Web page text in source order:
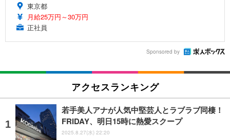
東京都
月給25万円～30万円
正社員
Sponsored by
アクセスランキング
若手美人アナが人気中堅芸人とラブラブ同棲！
FRIDAY、明日15時に熱愛スクープ
2025.8.27(水) 22:20